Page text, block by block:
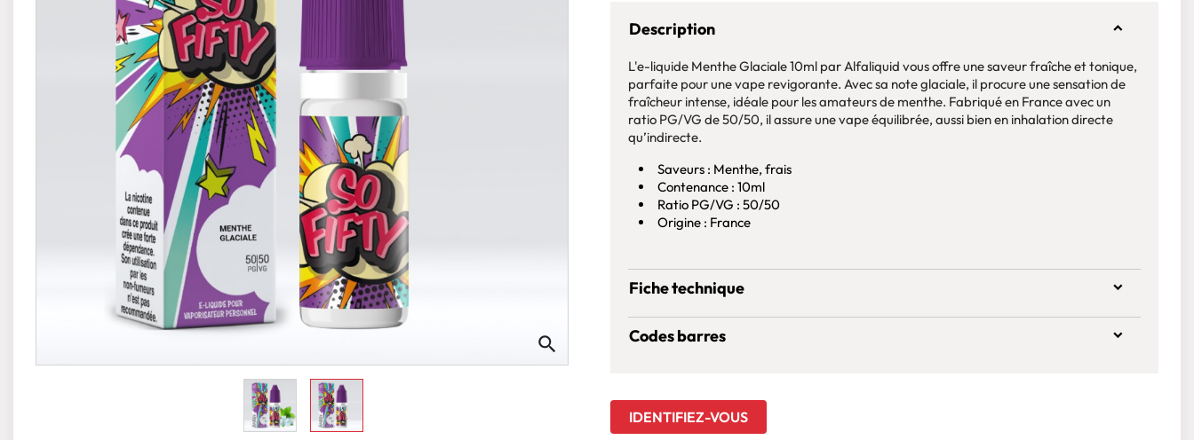
search
Description
L'e-liquide Menthe Glaciale 10ml par Alfaliquid vous offre une saveur fraîche et tonique,
parfaite pour une vape revigorante. Avec sa note glaciale, il procure une sensation de
fraîcheur intense, idéale pour les amateurs de menthe. Fabriqué en France avec un
ratio PG/VG de 50/50, il assure une vape équilibrée, aussi bien en inhalation directe
qu’indirecte.
Saveurs : Menthe, frais
Contenance : 10ml
Ratio PG/VG : 50/50
Origine : France
Fiche technique
Codes barres
IDENTIFIEZ-VOUS